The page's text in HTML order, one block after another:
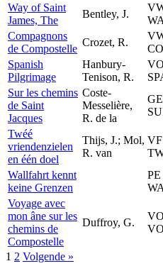
Way of Saint
James, The
Bentley, J.
Compagnons
de Compostelle
Crozet, R.
Spanish
Pilgrimage
Hanbury-
Tenison, R.
Sur les chemins
de Saint
Jacques
Coste-
Messelière,
R. de la
Twéé
vriendenzielen
en één doel
Thijs, J.; Mol,
R. van
Wallfahrt kennt
keine Grenzen
Voyage avec
mon âne sur les
chemins de
Compostelle
Duffroy, G.
1 2 Volgende »